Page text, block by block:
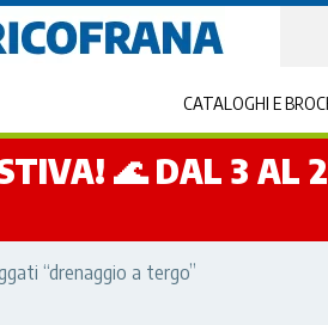
CATALOGHI E
🌊 DAL 3 AL
“drenaggio a tergo”